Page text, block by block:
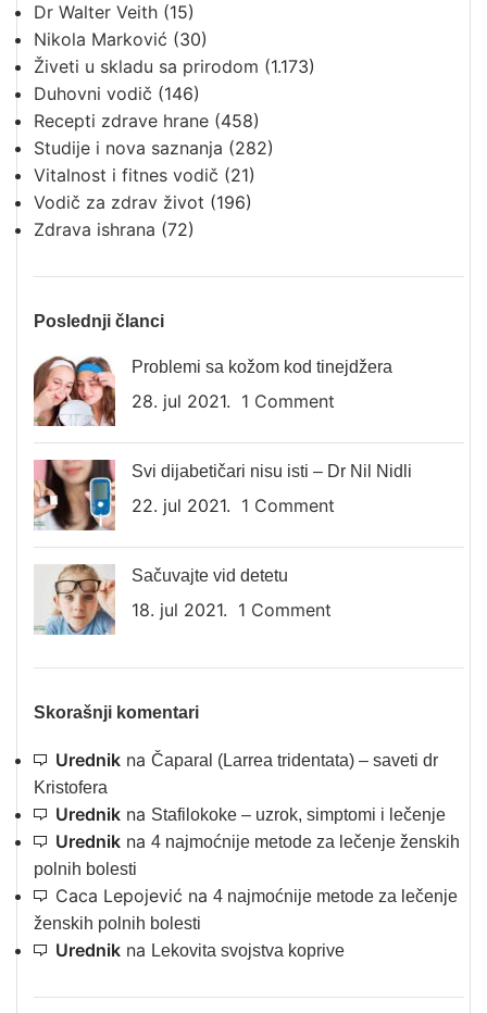
Dr Walter Veith (15)
Nikola Marković (30)
Živeti u skladu sa prirodom (1.173)
Duhovni vodič (146)
Recepti zdrave hrane (458)
Studije i nova saznanja (282)
Vitalnost i fitnes vodič (21)
Vodič za zdrav život (196)
Zdrava ishrana (72)
Poslednji članci
Problemi sa kožom kod tinejdžera
28. jul 2021. 1 Comment
Svi dijabetičari nisu isti – Dr Nil Nidli
22. jul 2021. 1 Comment
Sačuvajte vid detetu
18. jul 2021. 1 Comment
Skorašnji komentari
Urednik na Čaparal (Larrea tridentata) – saveti dr
Kristofera
Urednik na Stafilokoke – uzrok, simptomi i lečenje
Urednik na 4 najmoćnije metode za lečenje ženskih
polnih bolesti
Caca Lepojević na 4 najmoćnije metode za lečenje
ženskih polnih bolesti
Urednik na Lekovita svojstva koprive